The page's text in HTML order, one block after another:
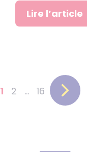
Lire l’article
Page
1 Page
2 … Page
16